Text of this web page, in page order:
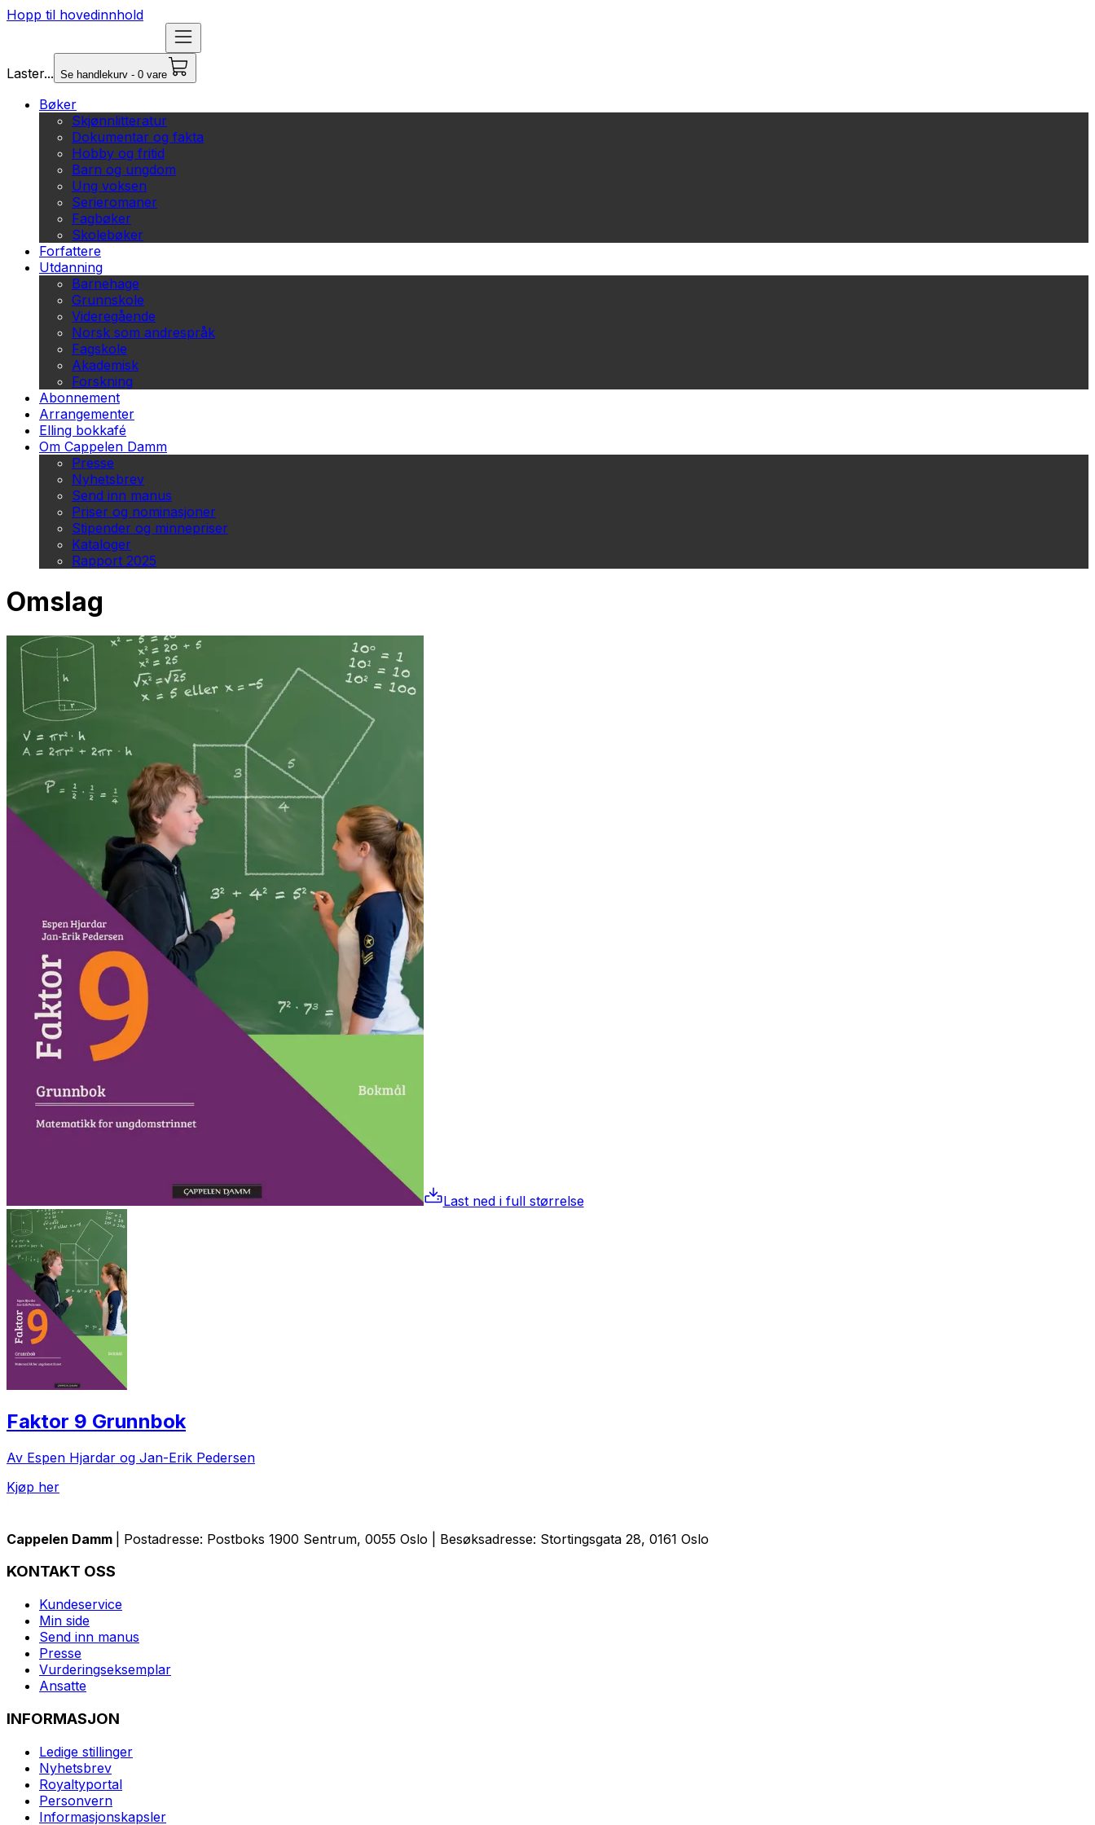
Hopp til hovedinnhold
Laster... Se handlekurv - 0 vare
Bøker
Skjønnlitteratur
Dokumentar og fakta
Hobby og fritid
Barn og ungdom
Ung voksen
Serieromaner
Fagbøker
Skolebøker
Forfattere
Utdanning
Barnehage
Grunnskole
Videregående
Norsk som andrespråk
Fagskole
Akademisk
Forskning
Abonnement
Arrangementer
Elling bokkafé
Om Cappelen Damm
Presse
Nyhetsbrev
Send inn manus
Priser og nominasjoner
Stipender og minnepriser
Kataloger
Rapport 2025
Omslag
Last ned i full størrelse
Faktor 9 Grunnbok
Av Espen Hjardar og Jan-Erik Pedersen
Kjøp her
Cappelen Damm | Postadresse: Postboks 1900 Sentrum, 0055 Oslo | Besøksadresse: Stortingsgata 28, 0161 Oslo
KONTAKT OSS
Kundeservice
Min side
Send inn manus
Presse
Vurderingseksemplar
Ansatte
INFORMASJON
Ledige stillinger
Nyhetsbrev
Royaltyportal
Personvern
Informasjonskapsler